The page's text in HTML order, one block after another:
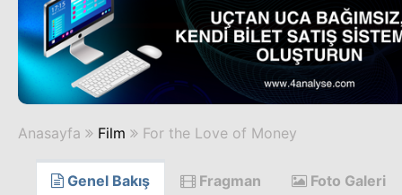
Anasayfa Film For the Love of Money
Genel Bakış Fragman Foto Galeri